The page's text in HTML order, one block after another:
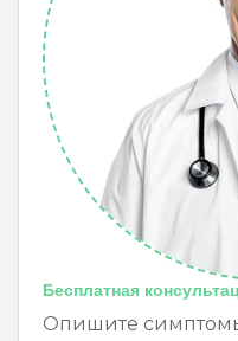
Бесплатная
Опишите